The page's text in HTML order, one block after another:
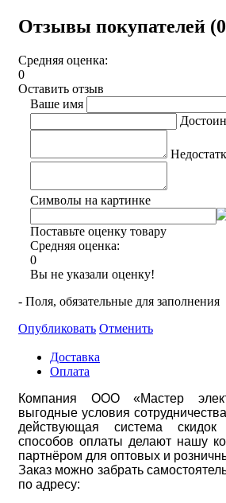
Отзывы покупателей
Средняя оценка:
0
Оставить отзыв
Ваше имя
Символы на картинке
Поставьте оценку товару
Средняя оценка:
0
Вы не указали оценку!
- Поля, обязательные для заполнения
Опубликовать Отменить
Доставка
Оплата
Компания ООО «Мастер
выгодные условия
действующая система
способов оплаты делают нашу
партнёром для оптовых и
Заказ можно забрать
по адресу: